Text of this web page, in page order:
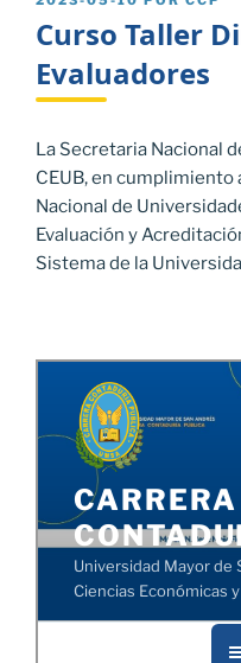
Curso Taller
Evaluadores
La Secretaria Nacional
CEUB, en cumplimiento
Nacional de
Evaluación y
Sistema de la